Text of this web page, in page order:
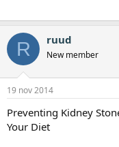
R ruud
New member
19 nov 2014
Preventing Kidney
Your Diet